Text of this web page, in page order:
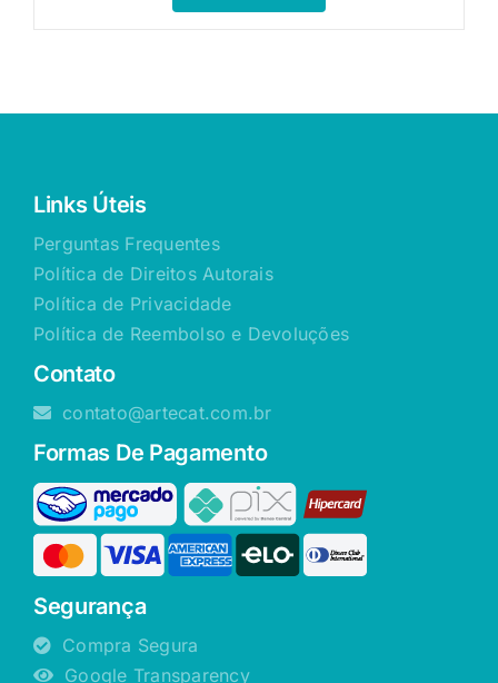
era:
é:
Links Úteis
Perguntas Frequentes
Política de Direitos Autorais
Política de Privacidade
Política de Reembolso e Devoluções
Contato
contato@artecat.com.br
Formas De Pagamento
Segurança
Compra Segura
Google Transparency